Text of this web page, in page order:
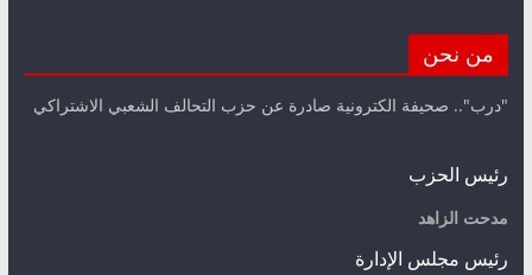
من نحن
"درب".. صحيفة الكترونية صادرة عن حزب التحالف الشعبي الاشتراكي
رئيس الحزب
مدحت الزاهد
رئيس مجلس الإدارة